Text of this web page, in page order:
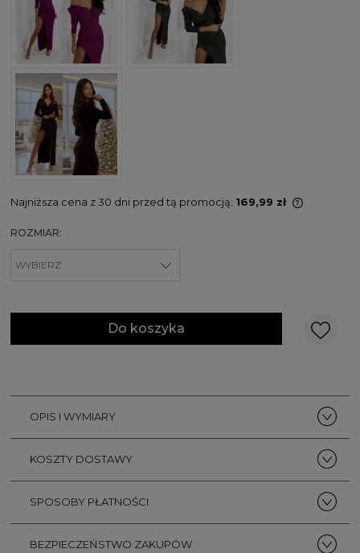
Najniższa cena z 30 dni przed tą promocją: 169,99 zł
ROZMIAR:
Do koszyka
OPIS I WYMIARY
KOSZTY DOSTAWY
SPOSOBY PŁATNOŚCI
BEZPIECZEŃSTWO ZAKUPÓW